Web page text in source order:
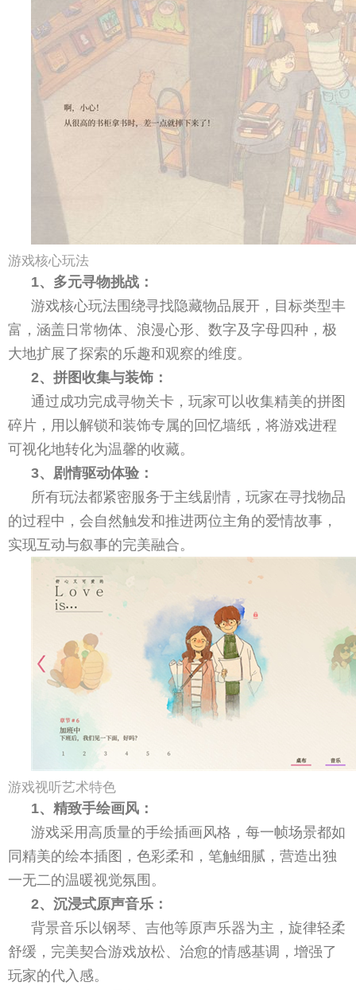
游戏核心玩法
1、多元寻物挑战：
游戏核心玩法围绕寻找隐藏物品展开，目标类型丰
富，涵盖日常物体、浪漫心形、数字及字母四种，极
大地扩展了探索的乐趣和观察的维度。
2、拼图收集与装饰：
通过成功完成寻物关卡，玩家可以收集精美的拼图
碎片，用以解锁和装饰专属的回忆墙纸，将游戏进程
可视化地转化为温馨的收藏。
3、剧情驱动体验：
所有玩法都紧密服务于主线剧情，玩家在寻找物品
的过程中，会自然触发和推进两位主角的爱情故事，
实现互动与叙事的完美融合。
游戏视听艺术特色
1、精致手绘画风：
游戏采用高质量的手绘插画风格，每一帧场景都如
同精美的绘本插图，色彩柔和，笔触细腻，营造出独
一无二的温暖视觉氛围。
2、沉浸式原声音乐：
背景音乐以钢琴、吉他等原声乐器为主，旋律轻柔
舒缓，完美契合游戏放松、治愈的情感基调，增强了
玩家的代入感。